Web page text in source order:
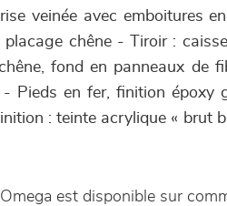
veinée avec emboitures
chêne - Tiroir :
fond en panneaux de
Pieds en fer, finition époxy
: teinte acrylique « brut
est disponible sur